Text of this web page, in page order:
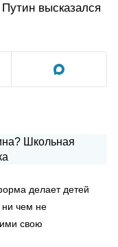
высказался
делает детей
ни чем не
свою